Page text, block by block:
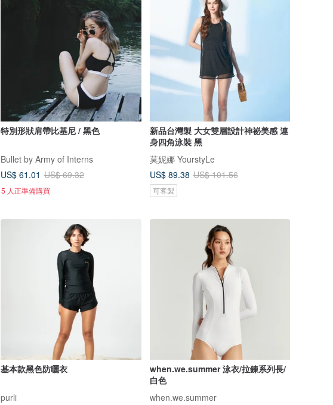
特別形狀肩帶比基尼 / 黑色
Bullet by Army of Interns
US$ 61.01 US$ 69.32
5 人正準備購買
新品台灣製 大女雙層設計神祕美感 連
身四角泳裝 黑
莫妮娜 YourstyLe
US$ 89.38 US$ 101.56
可客製
基本款黑色防曬衣
purli
when.we.summer 泳衣/拉鍊系列長/
白色
when.we.summer